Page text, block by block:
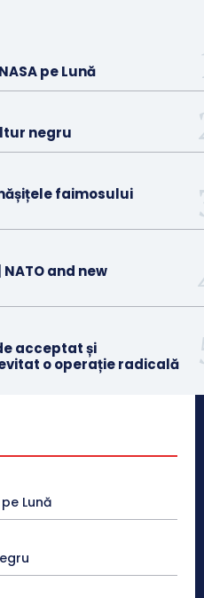
pe Lună
negru
faimosului
and new
acceptat și
o operație radicală
Lună